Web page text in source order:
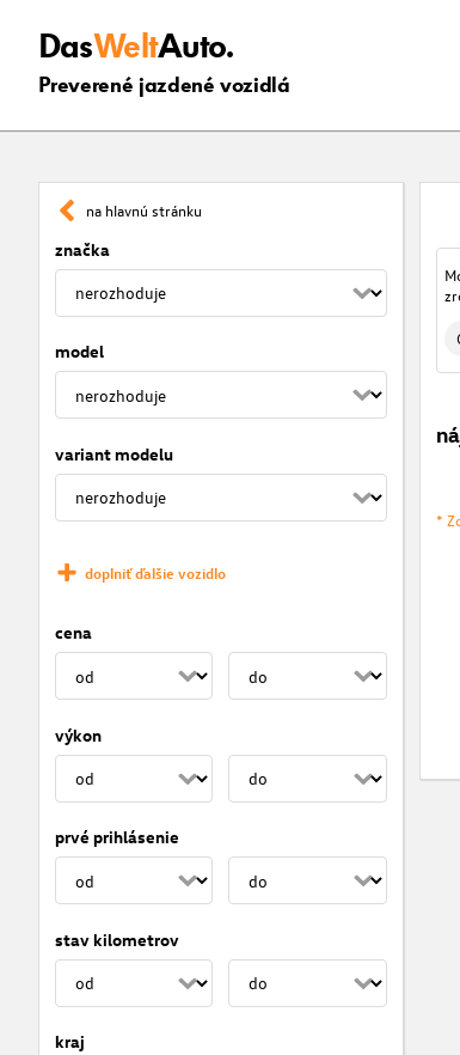
DasWeltAuto.
Preverené jazdené vozidlá
na hlavnú stránku
značka
model
variant modelu
doplniť ďalšie vozidlo
cena
výkon
prvé prihlásenie
stav kilometrov
kraj
*